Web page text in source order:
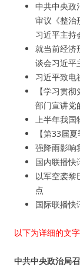
中共中央政
审议《整治
习近平主持
就当前经济
谈会习近平
习近平致电
【学习贯
部门宣讲党
上半年我国
【第33届
强降雨影响
国内联播快
以军空袭黎
点
国际联播快
以下为详细的文
中共中央政治局